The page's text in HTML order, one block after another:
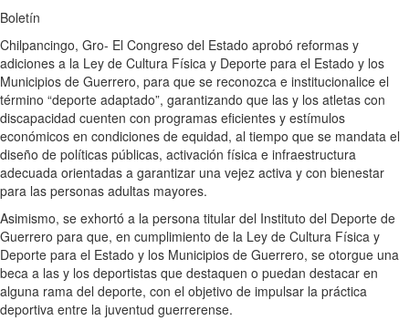
Boletín
Chilpancingo, Gro- El Congreso del Estado aprobó reformas y
adiciones a la Ley de Cultura Física y Deporte para el Estado y los
Municipios de Guerrero, para que se reconozca e institucionalice el
término “deporte adaptado”, garantizando que las y los atletas con
discapacidad cuenten con programas eficientes y estímulos
económicos en condiciones de equidad, al tiempo que se mandata el
diseño de políticas públicas, activación física e infraestructura
adecuada orientadas a garantizar una vejez activa y con bienestar
para las personas adultas mayores.
Asimismo, se exhortó a la persona titular del Instituto del Deporte de
Guerrero para que, en cumplimiento de la Ley de Cultura Física y
Deporte para el Estado y los Municipios de Guerrero, se otorgue una
beca a las y los deportistas que destaquen o puedan destacar en
alguna rama del deporte, con el objetivo de impulsar la práctica
deportiva entre la juventud guerrerense.